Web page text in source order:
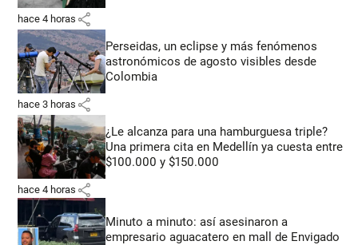
hace 4 horas share
Perseidas, un eclipse y más fenómenos
astronómicos de agosto visibles desde
Colombia
hace 3 horas share
¿Le alcanza para una hamburguesa triple?
Una primera cita en Medellín ya cuesta entre
$100.000 y $150.000
hace 4 horas share
Minuto a minuto: así asesinaron a
empresario aguacatero en mall de Envigado